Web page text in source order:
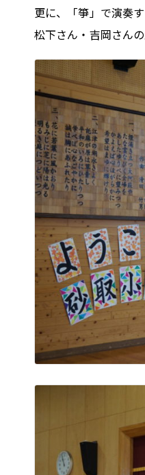
更に、「箏」で演奏
松下さん・吉岡さん